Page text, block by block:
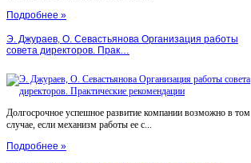
Подробнее »
Э. Джураев, О. Севастьянова Организация работы
совета директоров. Прак…
Долгосрочное успешное развитие компании возможно в том
случае, если механизм работы ее с...
Подробнее »